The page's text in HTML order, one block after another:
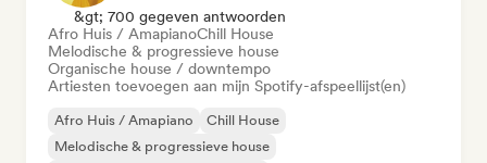
&gt; 700 gegeven antwoorden
Afro Huis / AmapianoChill House
Melodische & progressieve house
Organische house / downtempo
Artiesten toevoegen aan mijn Spotify-afspeellijst(en)
Afro Huis / Amapiano
Chill House
Melodische & progressieve house